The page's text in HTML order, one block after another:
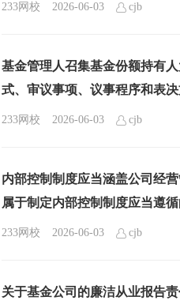
233网校 2026-06-03 cjb
基金管理人召集基金份额持有
式、审议事项、议事程序和表决
233网校 2026-06-03 cjb
内部控制制度应当涵盖公司经
属于制定内部控制制度应当遵循
233网校 2026-06-03 cjb
关于基金公司的廉洁从业报告